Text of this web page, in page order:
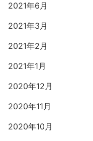
2021年6月
2021年3月
2021年2月
2021年1月
2020年12月
2020年11月
2020年10月